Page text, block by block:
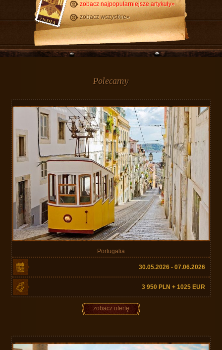
zobacz najpopularniejsze artykuły»
zobacz wszystkie»
Polecamy
Portugalia
30.05.2026 - 07.06.2026
3 950 PLN + 1025 EUR
zobacz ofertę